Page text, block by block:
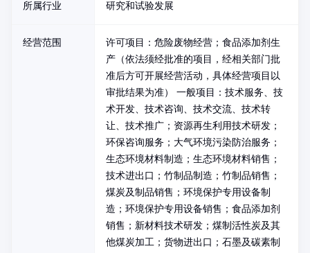
所属行业 研究和试验发展
经营范围
许可项目：危险废物经营；食品添加剂生
产（依法须经批准的项目，经相关部门批
准后方可开展经营活动，具体经营项目以
审批结果为准） 一般项目：技术服务、技
术开发、技术咨询、技术交流、技术转
让、技术推广；资源再生利用技术研发；
环保咨询服务；大气环境污染防治服务；
生态环境材料制造；生态环境材料销售；
技术进出口；竹制品制造；竹制品销售；
煤炭及制品销售；环境保护专用设备制
造；环境保护专用设备销售；食品添加剂
销售；新材料技术研发；煤制活性炭及其
他煤炭加工；货物进出口；石墨及碳素制